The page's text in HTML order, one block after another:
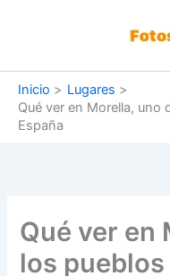
Inicio
Lugares
Qué ver en Morella,
España
Qué ver en
los